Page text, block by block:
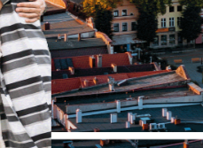
Twoich ustawień preferencji
wypełniania formularzy.
może działać bez
stronie internetowej
przez Ciebie ustawień oraz
funkcjonalności czy
możemy zapewnić Ci większy
WYBRANE